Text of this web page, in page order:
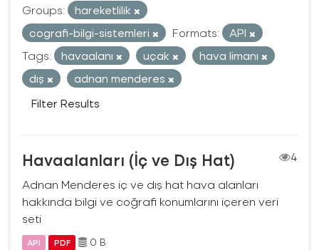
Groups:
hareketlilik
cografi-bilgi-sistemleri
Formats:
API
Tags:
havaalanı uçak
hava limanı
dış
adnan menderes
Filter Results
Havaalanları (İç ve Dış Hat)
4
Adnan Menderes iç ve dış hat hava alanları
hakkında bilgi ve coğrafi konumlarını içeren veri
seti
API PDF 0 B